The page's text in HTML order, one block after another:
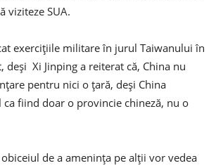
viziteze SUA.
exercițiile militare în jurul Taiwanului în
deși Xi Jinping a reiterat că, China nu
pentru nici o țară, deși China
ca fiind doar o provincie chineză, nu o
de a amenința pe alții vor vedea